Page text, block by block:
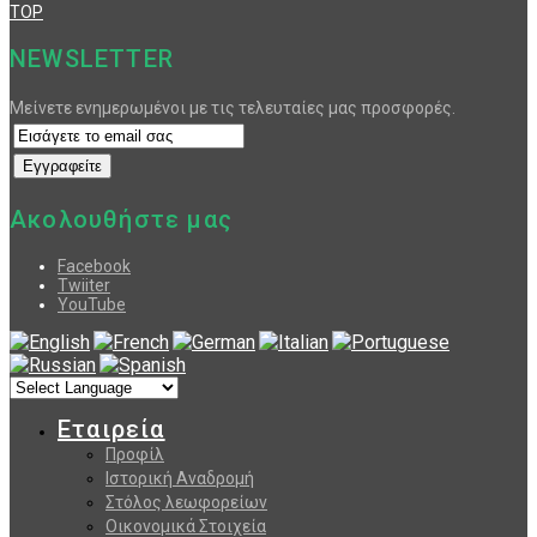
TOP
NEWSLETTER
Μείνετε ενημερωμένοι με τις τελευταίες μας προσφορές.
Ακολουθήστε μας
Facebook
Twiiter
YouTube
Εταιρεία
Προφίλ
Ιστορική Αναδρομή
Στόλος λεωφορείων
Οικονομικά Στοιχεία